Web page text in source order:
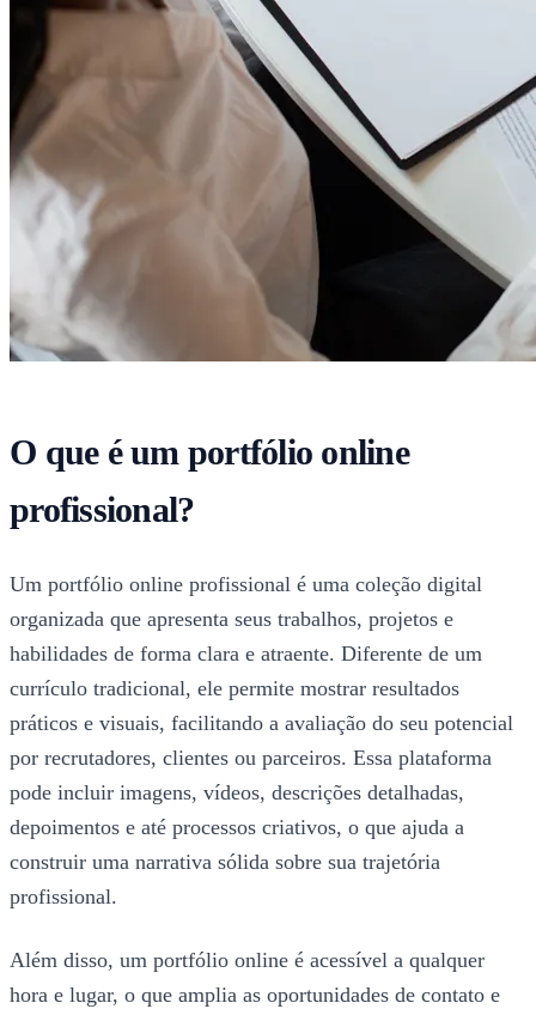
O que é um portfólio online
profissional?
Um portfólio online profissional é uma coleção digital
organizada que apresenta seus trabalhos, projetos e
habilidades de forma clara e atraente. Diferente de um
currículo tradicional, ele permite mostrar resultados
práticos e visuais, facilitando a avaliação do seu potencial
por recrutadores, clientes ou parceiros. Essa plataforma
pode incluir imagens, vídeos, descrições detalhadas,
depoimentos e até processos criativos, o que ajuda a
construir uma narrativa sólida sobre sua trajetória
profissional.
Além disso, um portfólio online é acessível a qualquer
hora e lugar, o que amplia as oportunidades de contato e